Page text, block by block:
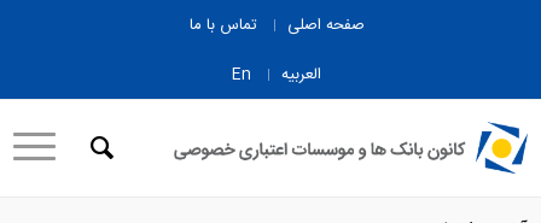
صفحه اصلی
تماس با ما
العربیه
En